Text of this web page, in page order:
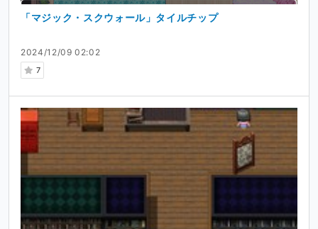
2024/12/09 02:02
7
「マジック・スクウォール」タイルチップ